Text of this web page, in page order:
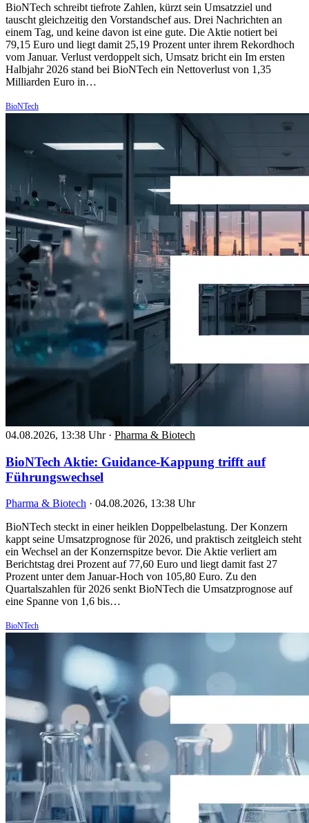
BioNTech schreibt tiefrote Zahlen, kürzt sein Umsatzziel und
tauscht gleichzeitig den Vorstandschef aus. Drei Nachrichten an
einem Tag, und keine davon ist eine gute. Die Aktie notiert bei
79,15 Euro und liegt damit 25,19 Prozent unter ihrem Rekordhoch
vom Januar. Verlust verdoppelt sich, Umsatz bricht ein Im ersten
Halbjahr 2026 stand bei BioNTech ein Nettoverlust von 1,35
Milliarden Euro in…
BioNTech
04.08.2026, 13:38 Uhr · Pharma & Biotech
BioNTech Aktie: Guidance-Kappung trifft auf
Führungswechsel
Pharma & Biotech · 04.08.2026, 13:38 Uhr
BioNTech steckt in einer heiklen Doppelbelastung. Der Konzern
kappt seine Umsatzprognose für 2026, und praktisch zeitgleich steht
ein Wechsel an der Konzernspitze bevor. Die Aktie verliert am
Berichtstag drei Prozent auf 77,60 Euro und liegt damit fast 27
Prozent unter dem Januar-Hoch von 105,80 Euro. Zu den
Quartalszahlen für 2026 senkt BioNTech die Umsatzprognose auf
eine Spanne von 1,6 bis…
BioNTech